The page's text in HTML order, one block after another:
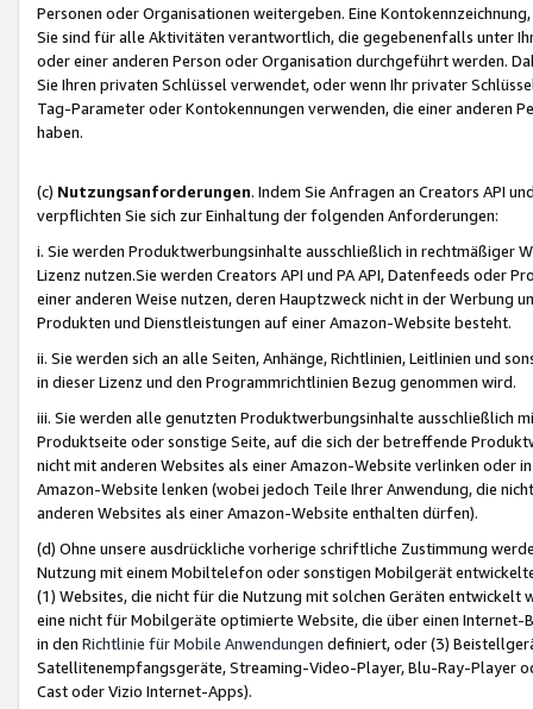
Personen oder Organisationen weitergeben. Eine
Sie sind für alle Aktivitäten verantwortlich, die gegebenenfalls unter
oder einer anderen Person oder Organisation durchgeführt werden.
Sie Ihren privaten Schlüssel verwendet, oder wenn Ihr privater
Tag-Parameter oder Kontokennungen verwenden, die einer anderen
haben.
(c) Nutzungsanforderungen. Indem Sie Anfragen an Creators API
verpflichten Sie sich zur Einhaltung der folgenden Anforderungen:
i. Sie werden Produktwerbungsinhalte ausschließlich in rechtmäßiger
Lizenz nutzen.Sie werden Creators API und PA API, Datenfeeds oder
einer anderen Weise nutzen, deren Hauptzweck nicht in der Werbung
Produkten und Dienstleistungen auf einer Amazon-Website besteht.
ii. Sie werden sich an alle Seiten, Anhänge, Richtlinien, Leitlinien und
in dieser Lizenz und den Programmrichtlinien Bezug genommen wird.
iii. Sie werden alle genutzten Produktwerbungsinhalte ausschließlich
Produktseite oder sonstige Seite, auf die sich der betreffende
nicht mit anderen Websites als einer Amazon-Website verlinken oder
Amazon-Website lenken (wobei jedoch Teile Ihrer Anwendung, die
anderen Websites als einer Amazon-Website enthalten dürfen).
(d) Ohne unsere ausdrückliche vorherige schriftliche Zustimmung
Nutzung mit einem Mobiltelefon oder sonstigen Mobilgerät
(1) Websites, die nicht für die Nutzung mit solchen Geräten
eine nicht für Mobilgeräte optimierte Website, die über einen
in den Richtlinie für Mobile Anwendungen definiert, oder (3)
Satellitenempfangsgeräte, Streaming-Video-Player, Blu-Ray-Player
Cast oder Vizio Internet-Apps).